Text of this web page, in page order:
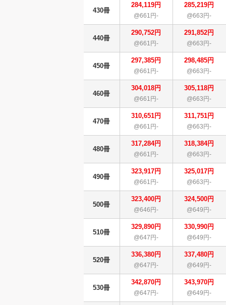
430冊
284,119円
@661円-
285,219円
@663円-
440冊
290,752円
@661円-
291,852円
@663円-
450冊
297,385円
@661円-
298,485円
@663円-
460冊
304,018円
@661円-
305,118円
@663円-
470冊
310,651円
@661円-
311,751円
@663円-
480冊
317,284円
@661円-
318,384円
@663円-
490冊
323,917円
@661円-
325,017円
@663円-
500冊
323,400円
@646円-
324,500円
@649円-
510冊
329,890円
@647円-
330,990円
@649円-
520冊
336,380円
@647円-
337,480円
@649円-
530冊
342,870円
@647円-
343,970円
@649円-